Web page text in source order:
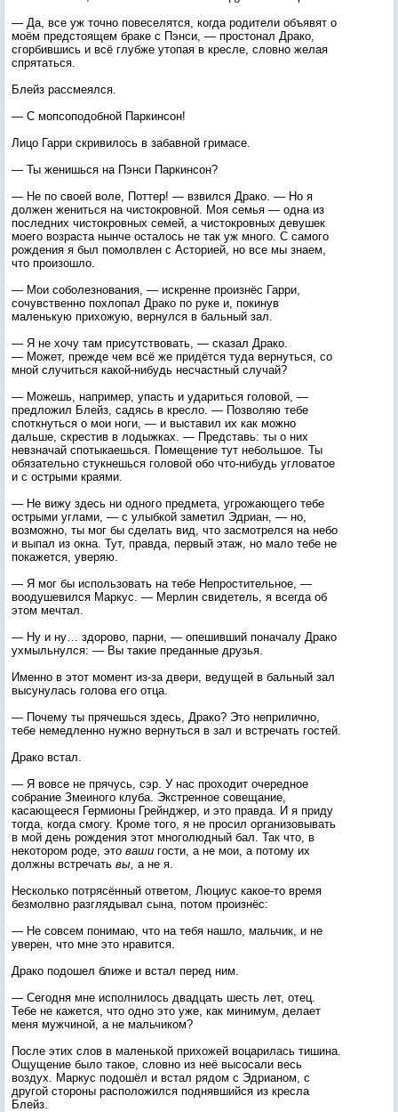
— Да, все уж точно повеселятся, когда родители объявят о
моём предстоящем браке с Пэнси, — простонал Драко,
сгорбившись и всё глубже утопая в кресле, словно желая
спрятаться.
Блейз рассмеялся.
— С мопсоподобной Паркинсон!
Лицо Гарри скривилось в забавной гримасе.
— Ты женишься на Пэнси Паркинсон?
— Не по своей воле, Поттер! — взвился Драко. — Но я
должен жениться на чистокровной. Моя семья — одна из
последних чистокровных семей, а чистокровных девушек
моего возраста нынче осталось не так уж много. С самого
рождения я был помолвлен с Асторией, но все мы знаем,
что произошло.
— Мои соболезнования, — искренне произнёс Гарри,
сочувственно похлопал Драко по руке и, покинув
маленькую прихожую, вернулся в бальный зал.
— Я не хочу там присутствовать, — сказал Драко.
— Может, прежде чем всё же придётся туда вернуться, со
мной случиться какой-нибудь несчастный случай?
— Можешь, например, упасть и удариться головой, —
предложил Блейз, садясь в кресло. — Позволяю тебе
споткнуться о мои ноги, — и выставил их как можно
дальше, скрестив в лодыжках. — Представь: ты о них
невзначай спотыкаешься. Помещение тут небольшое. Ты
обязательно стукнешься головой обо что-нибудь угловатое
и с острыми краями.
— Не вижу здесь ни одного предмета, угрожающего тебе
острыми углами, — с улыбкой заметил Эдриан, — но,
возможно, ты мог бы сделать вид, что засмотрелся на небо
и выпал из окна. Тут, правда, первый этаж, но мало тебе не
покажется, уверяю.
— Я мог бы использовать на тебе Непростительное, —
воодушевился Маркус. — Мерлин свидетель, я всегда об
этом мечтал.
— Ну и ну… здорово, парни, — опешивший поначалу Драко
ухмыльнулся: — Вы такие преданные друзья.
Именно в этот момент из-за двери, ведущей в бальный зал
высунулась голова его отца.
— Почему ты прячешься здесь, Драко? Это неприлично,
тебе немедленно нужно вернуться в зал и встречать гостей.
Драко встал.
— Я вовсе не прячусь, сэр. У нас проходит очередное
собрание Змеиного клуба. Экстренное совещание,
касающееся Гермионы Грейнджер, и это правда. И я приду
тогда, когда смогу. Кроме того, я не просил организовывать
в мой день рождения этот многолюдный бал. Так что, в
некотором роде, это ваши гости, а не мои, а потому их
должны встречать вы, а не я.
Несколько потрясённый ответом, Люциус какое-то время
безмолвно разглядывал сына, потом произнёс:
— Не совсем понимаю, что на тебя нашло, мальчик, и не
уверен, что мне это нравится.
Драко подошел ближе и встал перед ним.
— Сегодня мне исполнилось двадцать шесть лет, отец.
Тебе не кажется, что одно это уже, как минимум, делает
меня мужчиной, а не мальчиком?
После этих слов в маленькой прихожей воцарилась тишина.
Ощущение было такое, словно из неё высосали весь
воздух. Маркус подошёл и встал рядом с Эдрианом, с
другой стороны расположился поднявшийся из кресла
Блейз.